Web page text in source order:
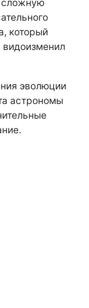
сложную
который
эволюции
астрономы